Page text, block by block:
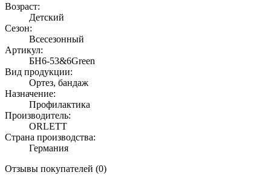
Возраст:
Детский
Сезон:
Всесезонный
Артикул:
БН6-53&6Green
Вид продукции:
Ортез, бандаж
Назначение:
Профилактика
Производитель:
ORLETT
Страна производства:
Германия
Отзывы покупателей (0)